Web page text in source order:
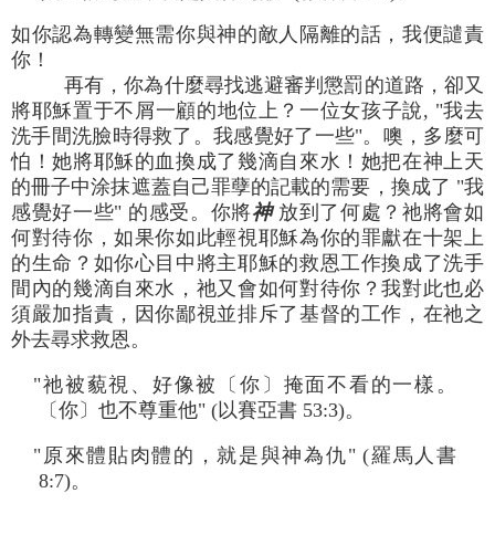
如你認為轉變無需你與神的敵人隔離的話，我便譴責
你！
再有，你為什麼尋找逃避審判懲罰的道路，卻又
將耶穌置于不屑一顧的地位上？一位女孩子說, "我去
洗手間洗臉時得救了。我感覺好了一些"。噢，多麼可
怕！她將耶穌的血換成了幾滴自來水！她把在神上天
的冊子中涂抹遮蓋自己罪孽的記載的需要，換成了 "我
感覺好一些" 的感受。你將神放到了何處？祂將會如
何對待你，如果你如此輕視耶穌為你的罪獻在十架上
的生命？如你心目中將主耶穌的救恩工作換成了洗手
間內的幾滴自來水，祂又會如何對待你？我對此也必
須嚴加指責，因你鄙視並排斥了基督的工作，在祂之
外去尋求救恩。
"祂被藐視、好像被〔你〕掩面不看的一樣。
〔你〕也不尊重他" (以賽亞書 53:3)。
"原來體貼肉體的，就是與神為仇" (羅馬人書
8:7)。